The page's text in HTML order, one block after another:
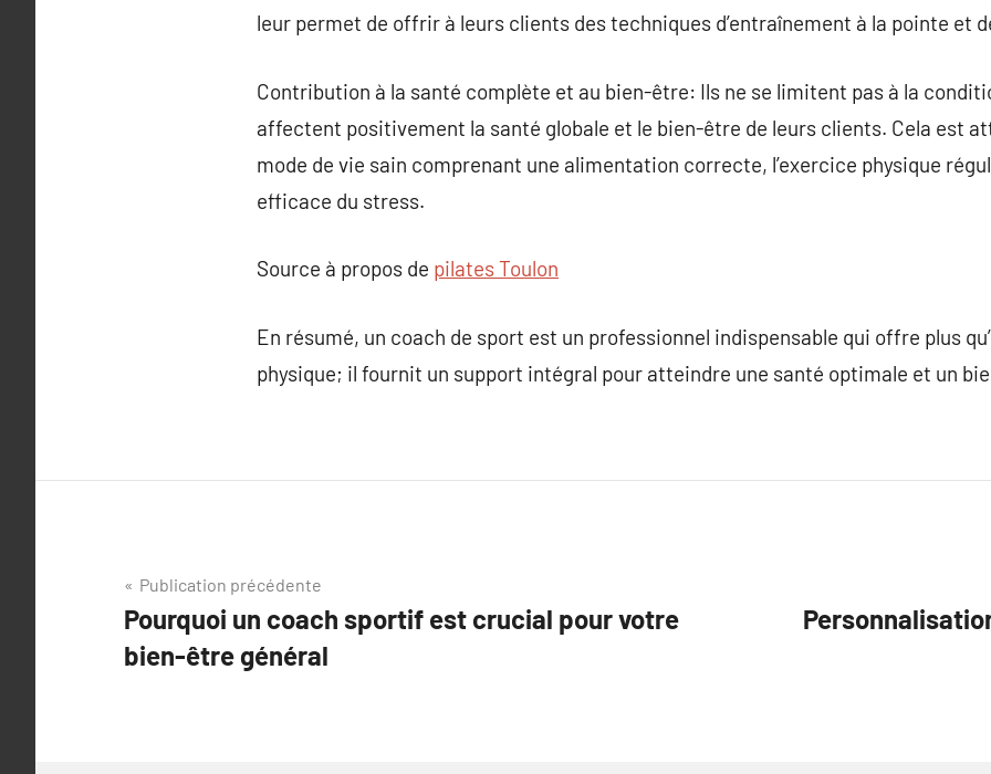
leur permet de offrir à leurs clients des techniques d’entraînement à la pointe et
Contribution à la santé complète et au bien-être: Ils ne se limitent pas à la
affectent positivement la santé globale et le bien-être de leurs clients. Cela est
mode de vie sain comprenant une alimentation correcte, l’exercice physique
efficace du stress.
Source à propos de pilates Toulon
En résumé, un coach de sport est un professionnel indispensable qui offre plus
physique; il fournit un support intégral pour atteindre une santé optimale et un
Navigation
de
l’article
Publication précédente
Pourquoi un coach sportif est crucial pour votre
bien-être général